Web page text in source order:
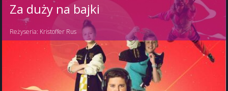
Za duży na bajki
Reżyseria: Kristoffer Rus